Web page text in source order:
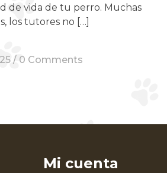
de vida de tu perro. Muchas
los tutores no […]
/ 0 Comments
Mi cuenta